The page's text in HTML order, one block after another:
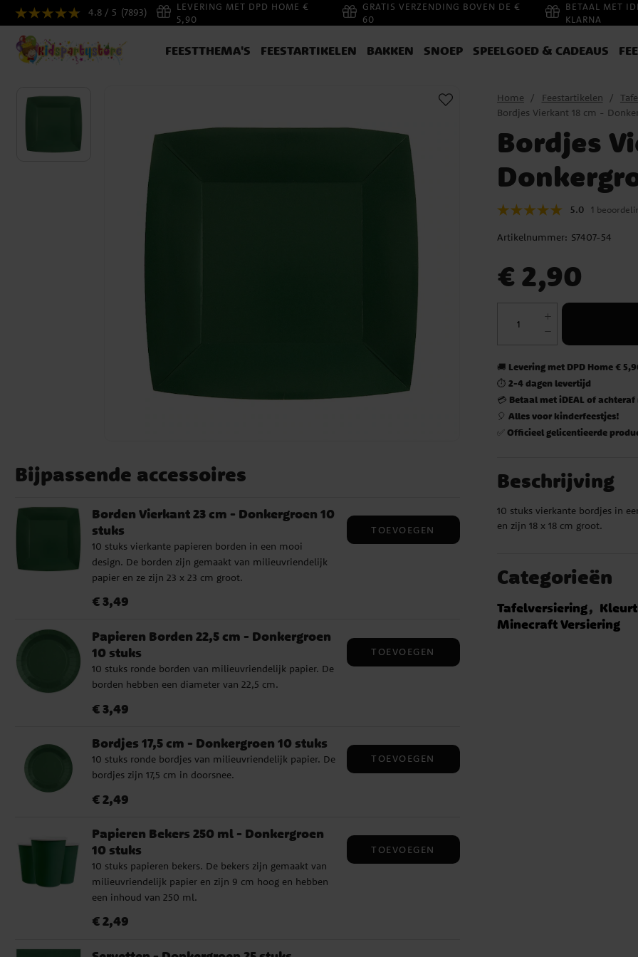
4.8 / 5 (7893)
LEVERING MET DPD HOME €
5,90
GRATIS VERZENDING BOVEN DE €
60
BETAAL MET
KLARNA
FEESTTHEMA'S FEESTARTIKELEN BAKKEN SNOEP SPEELGOED & CADEAUS
Bijpassende accessoires
Borden Vierkant 23 cm - Donkergroen 10
stuks
10 stuks vierkante papieren borden in een mooi
design. De borden zijn gemaakt van milieuvriendelijk
papier en ze zijn 23 x 23 cm groot.
Prijs :€ 3,49
€ 3,49
TOEVOEGEN
Papieren Borden 22,5 cm - Donkergroen
10 stuks
10 stuks ronde borden van milieuvriendelijk papier. De
borden hebben een diameter van 22,5 cm.
Prijs :€ 3,49
€ 3,49
TOEVOEGEN
Bordjes 17,5 cm - Donkergroen 10 stuks
10 stuks ronde bordjes van milieuvriendelijk papier. De
bordjes zijn 17,5 cm in doorsnee.
Prijs :€ 2,49
€ 2,49
TOEVOEGEN
Papieren Bekers 250 ml - Donkergroen
10 stuks
10 stuks papieren bekers. De bekers zijn gemaakt van
milieuvriendelijk papier en zijn 9 cm hoog en hebben
een inhoud van 250 ml.
Prijs :€ 2,49
€ 2,49
TOEVOEGEN
Home Feestartikelen
Bordjes Vierkant 18 cm -
Bordjes
5.0 1
Artikelnummer: S7407-54
€ 2,90
🚚 Levering met DPD Home €
⏱️2-4 dagen levertijd
💳 Betaal met iDEAL of
🎈Alles voor kinderfeestjes!
✅Officieel gelicentieerde
Beschrijving
10 stuks vierkante bordjes in
en zijn 18 x 18 cm groot.
Categorieën
Tafelversiering
Minecraft Versiering